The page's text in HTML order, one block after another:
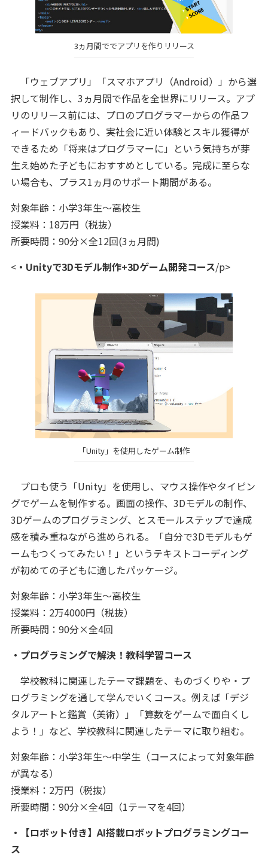
3ヵ月間ででアプリを作りリリース
「ウェブアプリ」「スマホアプリ（Android）」から選
択して制作し、3ヵ月間で作品を全世界にリリース。アプ
リのリリース前には、プロのプログラマーからの作品フ
ィードバックもあり、実社会に近い体験とスキル獲得が
できるため「将来はプログラマーに」という気持ちが芽
生え始めた子どもにおすすめとしている。完成に至らな
い場合も、プラス1ヵ月のサポート期間がある。
対象年齢：小学3年生～高校生
授業料：18万円（税抜）
所要時間：90分×全12回(3ヵ月間)
<・Unityで3Dモデル制作+3Dゲーム開発コース/p>
「Unity」を使用したゲーム制作
プロも使う「Unity」を使用し、マウス操作やタイピン
グでゲームを制作する。画面の操作、3Dモデルの制作、
3Dゲームのプログラミング、とスモールステップで達成
感を積み重ねながら進められる。「自分で3Dモデルもゲ
ームもつくってみたい！」というテキストコーディング
が初めての子どもに適したパッケージ。
対象年齢：小学3年生～高校生
授業料：2万4000円（税抜）
所要時間：90分×全4回
・プログラミングで解決！教科学習コース
学校教科に関連したテーマ課題を、ものづくりや・プ
ログラミングを通して学んでいくコース。例えば「デジ
タルアートと鑑賞（美術）」「算数をゲームで面白くし
よう！」など、学校教科に関連したテーマに取り組む。
対象年齢：小学3年生～中学生（コースによって対象年齢
が異なる）
授業料：2万円（税抜）
所要時間：90分×全4回（1テーマを4回）
・【ロボット付き】AI搭載ロボットプログラミングコー
ス